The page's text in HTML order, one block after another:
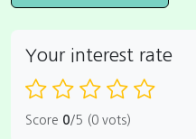
Your interest rate
Score 0/5 (0 vots)